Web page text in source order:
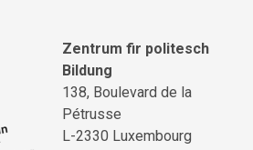
Zentrum fir politesch
Bildung
138, Boulevard de la
Pétrusse
L-2330 Luxembourg